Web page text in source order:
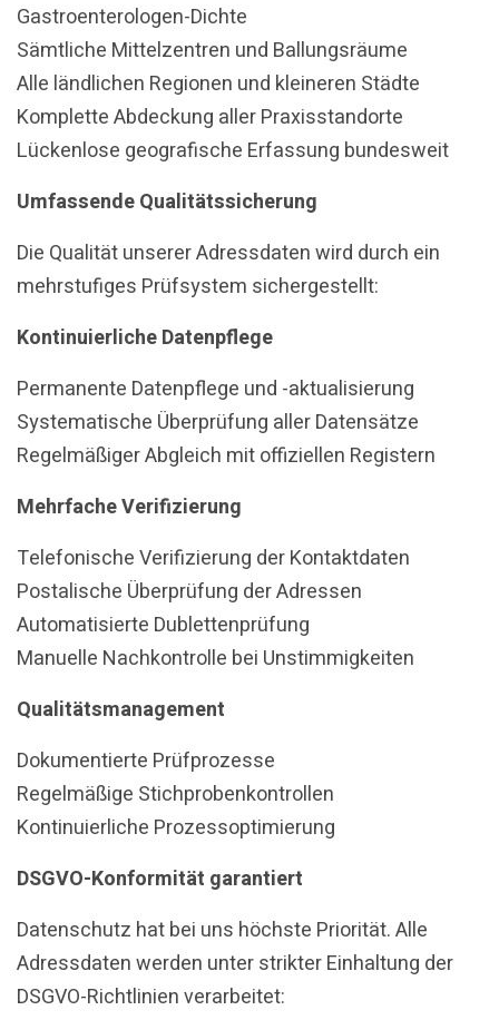
Gastroenterologen-Dichte
Sämtliche Mittelzentren und Ballungsräume
Alle ländlichen Regionen und kleineren Städte
Komplette Abdeckung aller Praxisstandorte
Lückenlose geografische Erfassung bundesweit
Umfassende Qualitätssicherung
Die Qualität unserer Adressdaten wird durch ein
mehrstufiges Prüfsystem sichergestellt:
Kontinuierliche Datenpflege
Permanente Datenpflege und -aktualisierung
Systematische Überprüfung aller Datensätze
Regelmäßiger Abgleich mit offiziellen Registern
Mehrfache Verifizierung
Telefonische Verifizierung der Kontaktdaten
Postalische Überprüfung der Adressen
Automatisierte Dublettenprüfung
Manuelle Nachkontrolle bei Unstimmigkeiten
Qualitätsmanagement
Dokumentierte Prüfprozesse
Regelmäßige Stichprobenkontrollen
Kontinuierliche Prozessoptimierung
DSGVO-Konformität garantiert
Datenschutz hat bei uns höchste Priorität. Alle
Adressdaten werden unter strikter Einhaltung der
DSGVO-Richtlinien verarbeitet: